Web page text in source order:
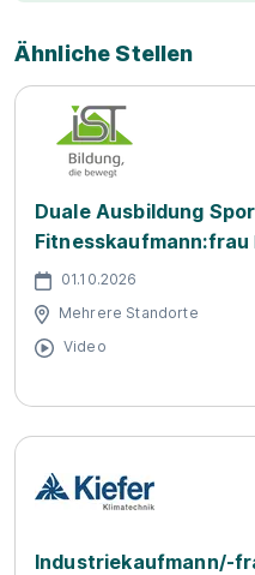
Ähnliche Stellen
Duale Ausbildung
Fitnesskaufmann:frau
01.10.2026
Mehrere Standorte
Video
Industriekaufmann/-